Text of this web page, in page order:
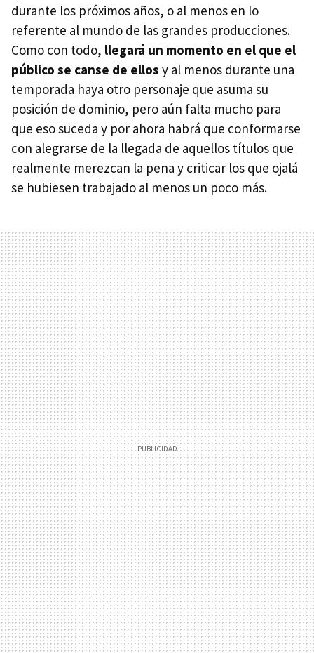
durante los próximos años, o al menos en lo
referente al mundo de las grandes producciones.
Como con todo, llegará un momento en el que el
público se canse de ellos y al menos durante una
temporada haya otro personaje que asuma su
posición de dominio, pero aún falta mucho para
que eso suceda y por ahora habrá que conformarse
con alegrarse de la llegada de aquellos títulos que
realmente merezcan la pena y criticar los que ojalá
se hubiesen trabajado al menos un poco más.